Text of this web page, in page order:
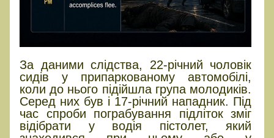
За даними слідства, 22-річний чоловік
сидів у припаркованому автомобілі,
коли до нього підійшла група молодиків.
Серед них був і 17-річний нападник. Під
час спроби пограбування підліток зміг
відібрати у водія пістолет, який